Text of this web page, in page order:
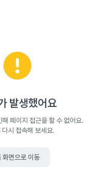
발생했어요
해 페이지 접근을 할 수 없어요.
다시 접속해 보세요.
화면으로 이동